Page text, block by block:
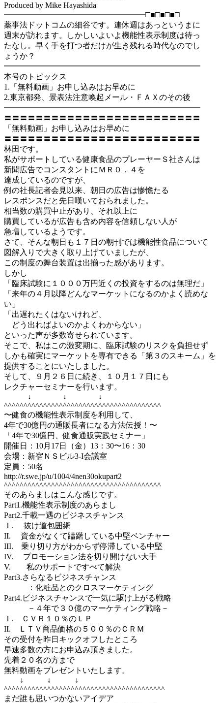
Produced by Mike Hayashida
━━━━━━━━━━━━━━━━━━□■□■□■□
薬事法ドットコムの細谷です。連休週はあっというまに
週末が訪れます。しかしいよいよ機能性表示制度は待っ
たなし。早く手を打つ者だけが生き残れる時代なのでし
ょうか？
━━━━━━━━━━━━━━━━━━━━━━━━━
本号のトピックス
1.「無料動画」お申し込みはお早めに
2.東京都発、景表法注意喚起メール・ＦＡＸのその後
━━━━━━━━━━━━━━━━━━━━━━━━━
〓〓〓〓〓〓〓〓〓〓〓〓〓〓〓〓〓〓〓〓〓〓〓〓〓
「無料動画」お申し込みはお早めに
〓〓〓〓〓〓〓〓〓〓〓〓〓〓〓〓〓〓〓〓〓〓〓〓〓
林田です。
私がサポートしている健康食品のプレーヤーＳ社さんは
新聞広告でコンスタントにＭＲ０．４を
達成しているのですが、
例の社長記者会見以来、朝日の広告は惨憺たる
レスポンスだと先日嘆いておられました。
相当数の購買中止があり、それ以上に
購買しているが広告も含め内容を信頼しない人が
急増しているようです。
さて、そんな朝日も１７日の朝刊では機能性食品について
図解入りで大きく取り上げていましたが、
この制度の舞台装置は出揃った感があります。
しかし
「臨床試験に１０００万円近くの投資をするのは無理だ」
「来年の４月以降どんなマーケットになるのかよく読めな
い」
「出遅れたくはないけれど、
どう出ればよいのかよくわからない」
といった声が多数寄せられています。
そこで、私はこの激変期に、臨床試験のリスクを負担せず
しかも確実にマーケットを専有できる「第３のスキーム」を
提供することにいたしました。
そして、９月２６日に続き、１０月１７日にも
レクチャーセミナーを行います。
↓ ↓ ↓
^^^^^^^^^^^^^^^^^^^^^^^^^^^^^^^^^^^^^^^^
〜健食の機能性表示制度を利用して、
4年で30億円の通販長者になる方法伝授！〜
「4年で30億円、健食通販実践セミナー」
開催日：10月17日（金）13：30〜16：30
会場：新宿ＮＳビル3-I会議室
定員：50名
http://r.swe.jp/u/1004/4nen30okupart2
^^^^^^^^^^^^^^^^^^^^^^^^^^^^^^^^^^^^^^^^
そのあらましはこんな感じです。
Part1.機能性表示制度のあらまし
Part2.千載一遇のビジネスチャンス
Ｉ. 抜け道包囲網
II. 資金がなくて躊躇している中堅ベンチャー
III. 乗り切り方がわからず停滞している中堅
IV. プロモーション法を切り開けない大手
V. 私のサポートですべて解決
Part3.さらなるビジネスチャンス
：化粧品とのクロスマーケティング
Part4.ビジネスチャンスで一気に駆け上がる戦略
－４年で３０億のマーケティング戦略－
Ｉ. ＣＶＲ１０％のＬＰ
II. ＬＴＶ商品価格の５００％のＣＲＭ
その受付を昨日キックオフしたところ
早速多数の方にお申込み頂きました。
先着２０名の方まで
無料動画をプレゼントいたします。
↓ ↓ ↓
^^^^^^^^^^^^^^^^^^^^^^^^^^^^^^^^^^^^^^^^^
まだ誰も思いつかないアイデア